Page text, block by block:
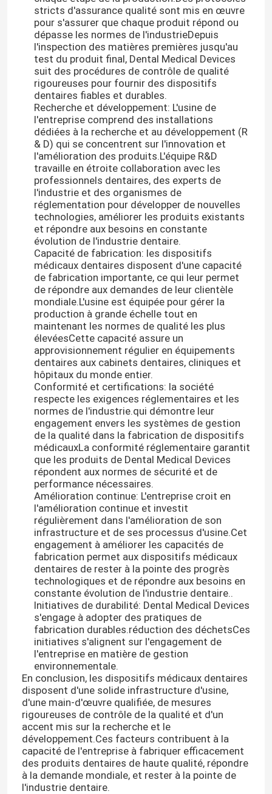
Aperçu
Produits
A propos de nous
stricts d'assurance qualité sont mis en œuvre
pour s'assurer que chaque produit répond ou
dépasse les normes de l'industrieDepuis
l'inspection des matières premières jusqu'au
test du produit final, Dental Medical Devices
suit des procédures de contrôle de qualité
rigoureuses pour fournir des dispositifs
dentaires fiables et durables.
Recherche et développement: L'usine de
l'entreprise comprend des installations
dédiées à la recherche et au développement (R
& D) qui se concentrent sur l'innovation et
l'amélioration des produits.L'équipe R&D
travaille en étroite collaboration avec les
professionnels dentaires, des experts de
l'industrie et des organismes de
réglementation pour développer de nouvelles
technologies, améliorer les produits existants
et répondre aux besoins en constante
évolution de l'industrie dentaire.
Capacité de fabrication: les dispositifs
médicaux dentaires disposent d'une capacité
de fabrication importante, ce qui leur permet
de répondre aux demandes de leur clientèle
mondiale.L'usine est équipée pour gérer la
production à grande échelle tout en
maintenant les normes de qualité les plus
élevéesCette capacité assure un
approvisionnement régulier en équipements
dentaires aux cabinets dentaires, cliniques et
hôpitaux du monde entier.
Conformité et certifications: la société
respecte les exigences réglementaires et les
normes de l'industrie.qui démontre leur
engagement envers les systèmes de gestion
de la qualité dans la fabrication de dispositifs
médicauxLa conformité réglementaire garantit
que les produits de Dental Medical Devices
répondent aux normes de sécurité et de
performance nécessaires.
Amélioration continue: L'entreprise croit en
l'amélioration continue et investit
régulièrement dans l'amélioration de son
infrastructure et de ses processus d'usine.Cet
engagement à améliorer les capacités de
fabrication permet aux dispositifs médicaux
dentaires de rester à la pointe des progrès
technologiques et de répondre aux besoins en
constante évolution de l'industrie dentaire..
Initiatives de durabilité: Dental Medical Devices
s'engage à adopter des pratiques de
fabrication durables.réduction des déchetsCes
initiatives s'alignent sur l'engagement de
l'entreprise en matière de gestion
environnementale.
En conclusion, les dispositifs médicaux dentaires
disposent d'une solide infrastructure d'usine,
d'une main-d'œuvre qualifiée, de mesures
rigoureuses de contrôle de la qualité et d'un
accent mis sur la recherche et le
développement.Ces facteurs contribuent à la
capacité de l'entreprise à fabriquer efficacement
des produits dentaires de haute qualité, répondre
à la demande mondiale, et rester à la pointe de
l'industrie dentaire.